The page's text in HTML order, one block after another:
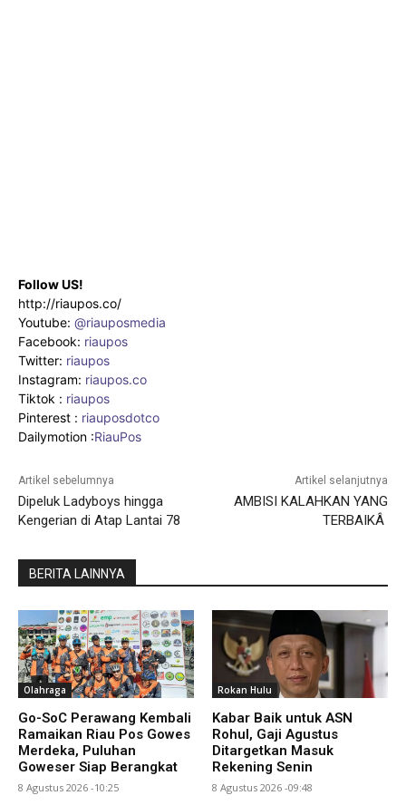
Follow US!
http://riaupos.co/
Youtube: @riauposmedia
Facebook: riaupos
Twitter: riaupos
Instagram: riaupos.co
Tiktok : riaupos
Pinterest : riauposdotco
Dailymotion :RiauPos
Artikel sebelumnya
Dipeluk Ladyboys hingga
Kengerian di Atap Lantai 78
Artikel selanjutnya
AMBISI KALAHKAN YANG
TERBAIKÂ
BERITA LAINNYA
Olahraga
Go-SoC Perawang Kembali
Ramaikan Riau Pos Gowes
Merdeka, Puluhan
Goweser Siap Berangkat
8 Agustus 2026 -10:25
Rokan Hulu
Kabar Baik untuk ASN
Rohul, Gaji Agustus
Ditargetkan Masuk
Rekening Senin
8 Agustus 2026 -09:48